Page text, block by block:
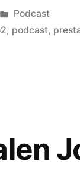
Publicado
en
Podcast
, podcast,